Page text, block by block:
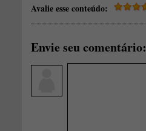
Avalie esse conteúdo:
Envie seu comentário: